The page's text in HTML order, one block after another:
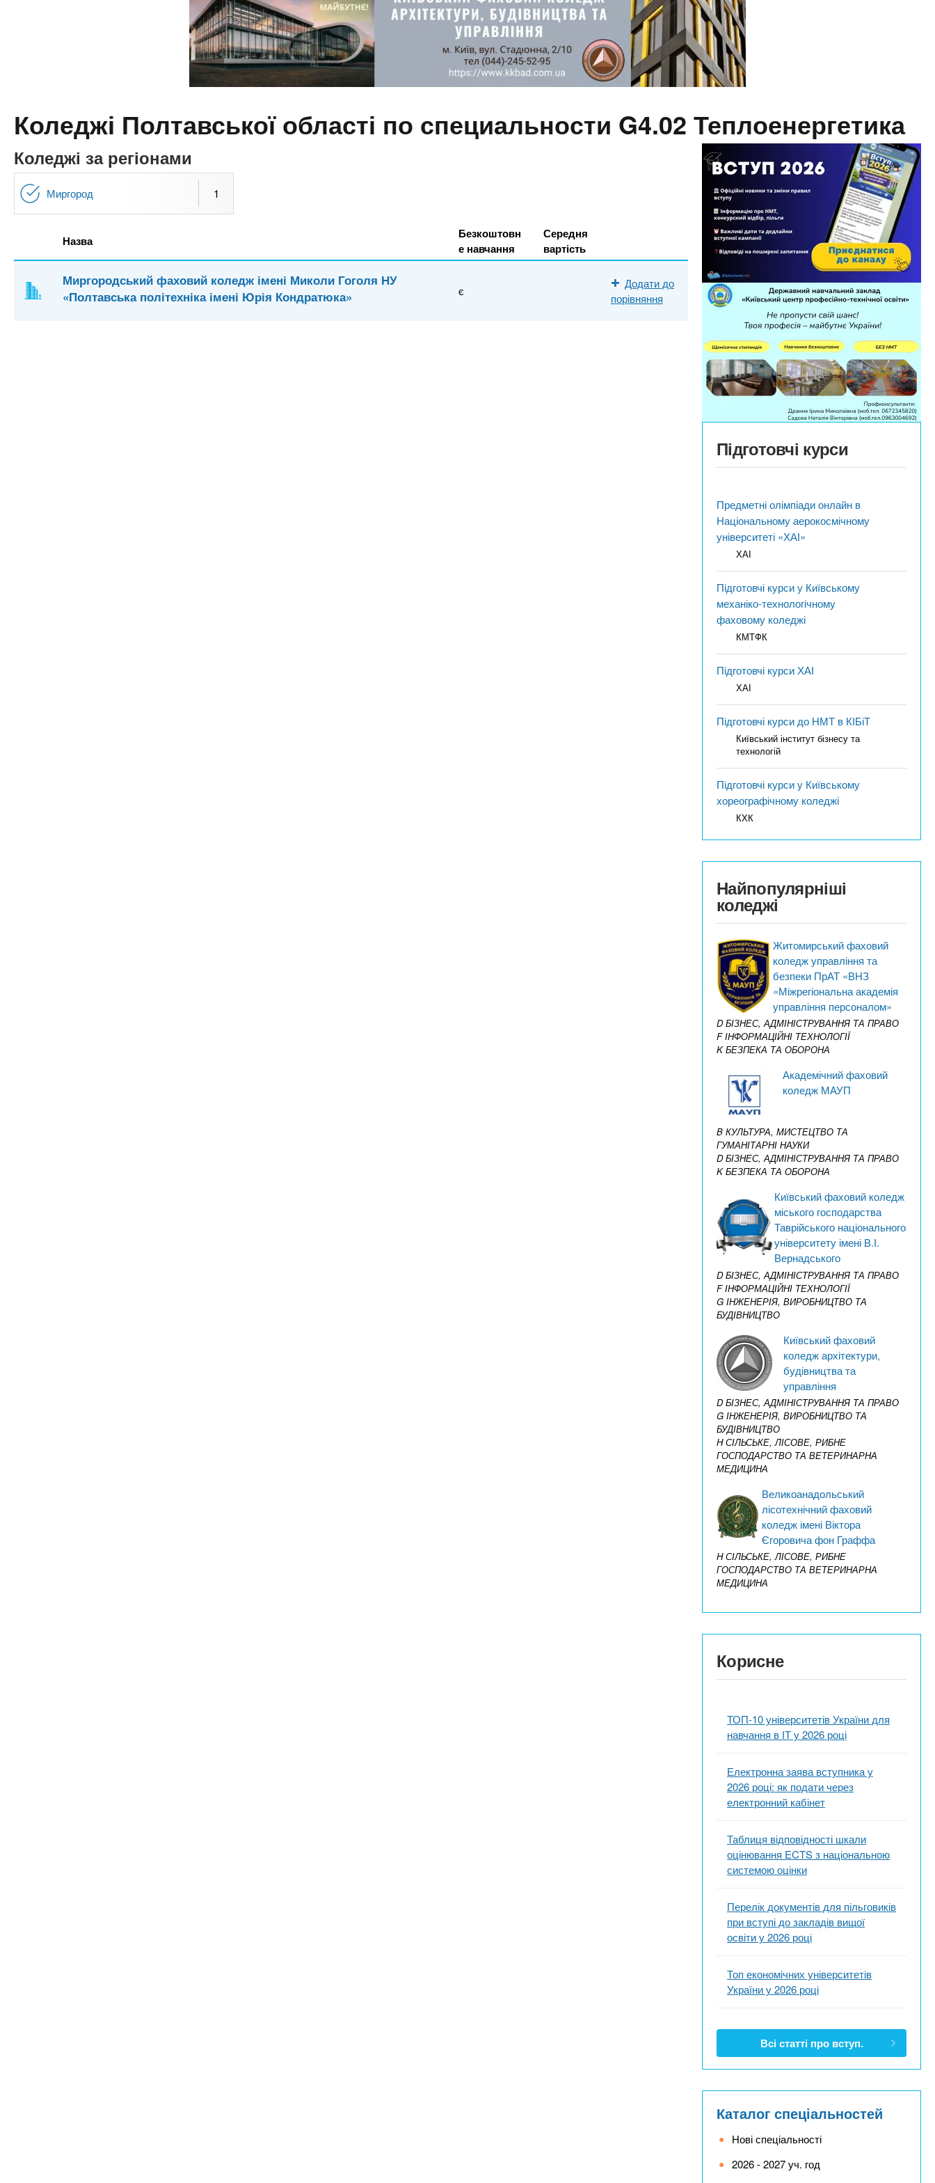
.
i
n
f
o
а
д
і
в
Коледжі Полтавської області по специальности G4.02 Теплоенергетика
Коледжі за регіонами
Миргород 1
Назва
Безкоштовн
е навчання
Середня
вартість
Миргородський фаховий коледж імені Миколи Гоголя НУ
«Полтавська політехніка імені Юрія Кондратюка»
є
Додати до
порівняння
Підготовчі курси
Предметні олімпіади онлайн в
Національному аерокосмічному
університеті «ХАІ»
ХАІ
Підготовчі курси у Київському
механіко-технологічному
фаховому коледжі
КМТФК
Підготовчі курси ХАІ
ХАІ
Підготовчі курси до НМТ в КІБіТ
Київський інститут бізнесу та
технологій
Підготовчі курси у Київському
хореографічному коледжі
КХК
Найпопулярніші
коледжі
Житомирський фаховий
коледж управління та
безпеки ПрАТ «ВНЗ
«Міжрегіональна академія
управління персоналом»
D БІЗНЕС, АДМІНІСТРУВАННЯ ТА ПРАВО
F ІНФОРМАЦІЙНІ ТЕХНОЛОГІЇ
K БЕЗПЕКА ТА ОБОРОНА
Академічний фаховий
коледж МАУП
B КУЛЬТУРА, МИСТЕЦТВО ТА
ГУМАНІТАРНІ НАУКИ
D БІЗНЕС, АДМІНІСТРУВАННЯ ТА ПРАВО
K БЕЗПЕКА ТА ОБОРОНА
Київський фаховий коледж
міського господарства
Таврійського національного
університету імені В.І.
Вернадського
D БІЗНЕС, АДМІНІСТРУВАННЯ ТА ПРАВО
F ІНФОРМАЦІЙНІ ТЕХНОЛОГІЇ
G ІНЖЕНЕРІЯ, ВИРОБНИЦТВО ТА
БУДІВНИЦТВО
Київський фаховий
коледж архітектури,
будівництва та
управління
D БІЗНЕС, АДМІНІСТРУВАННЯ ТА ПРАВО
G ІНЖЕНЕРІЯ, ВИРОБНИЦТВО ТА
БУДІВНИЦТВО
H СІЛЬСЬКЕ, ЛІСОВЕ, РИБНЕ
ГОСПОДАРСТВО ТА ВЕТЕРИНАРНА
МЕДИЦИНА
Великоанадольський
лісотехнічний фаховий
коледж імені Віктора
Єгоровича фон Граффа
H СІЛЬСЬКЕ, ЛІСОВЕ, РИБНЕ
ГОСПОДАРСТВО ТА ВЕТЕРИНАРНА
МЕДИЦИНА
Корисне
ТОП-10 університетів України для
навчання в ІТ у 2026 році
Електронна заява вступника у
2026 році: як подати через
електронний кабінет
Таблиця відповідності шкали
оцінювання ECTS з національною
системою оцінки
Перелік документів для пільговиків
при вступі до закладів вищої
освіти у 2026 році
Топ економічних університетів
України у 2026 році
Всі статті про вступ.
Каталог спеціальностей
Нові спеціальності
2026 - 2027 уч. год